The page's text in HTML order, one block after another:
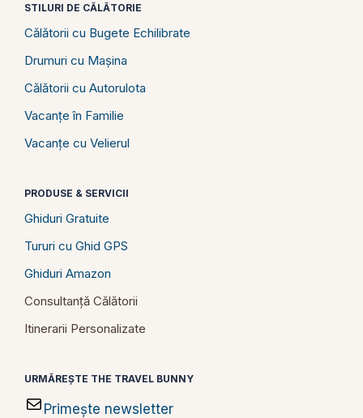
STILURI DE CĂLĂTORIE
Călătorii cu Bugete Echilibrate
Drumuri cu Mașina
Călătorii cu Autorulota
Vacanțe în Familie
Vacanțe cu Velierul
PRODUSE & SERVICII
Ghiduri Gratuite
Tururi cu Ghid GPS
Ghiduri Amazon
Consultanță Călătorii
Itinerarii Personalizate
URMĂREȘTE THE TRAVEL BUNNY
Primește newsletter